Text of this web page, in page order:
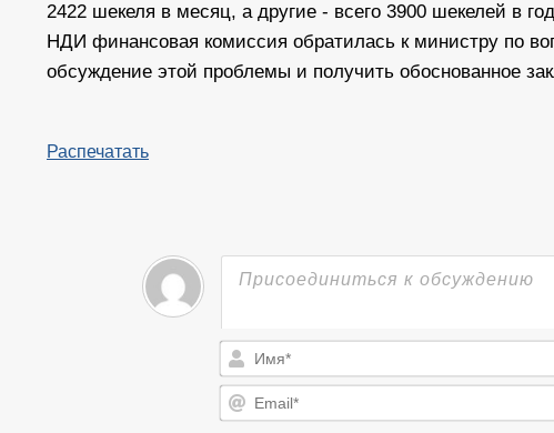
2422 шекеля в месяц, а другие - всего 3900 шекелей в
НДИ финансовая комиссия обратилась к министру по
обсуждение этой проблемы и получить обоснованное
Распечатать